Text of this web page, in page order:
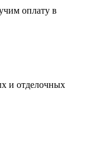
оплату в
и отделочных